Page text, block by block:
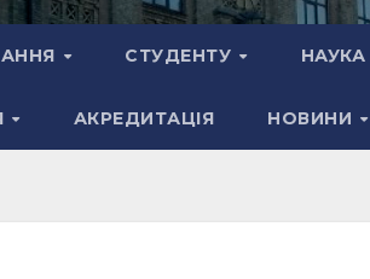
СТУДЕНТУ НАУКА
АКРЕДИТАЦІЯ НОВИНИ